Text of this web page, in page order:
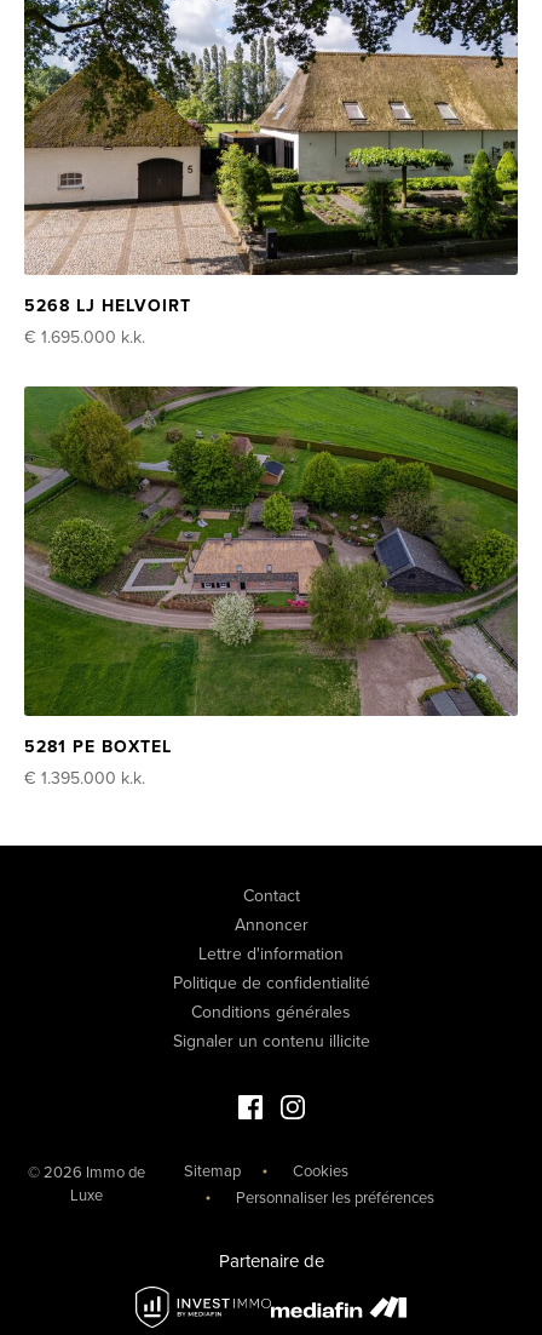
5268 LJ HELVOIRT
€ 1.695.000 k.k.
5281 PE BOXTEL
€ 1.395.000 k.k.
Contact
Annoncer
Lettre d'information
Politique de confidentialité
Conditions générales
Signaler un contenu illicite
Facebook Immo de Luxe
Instagram Immo de Luxe
© 2026 Immo de
Luxe
Sitemap
Cookies
Personnaliser les préférences
Partenaire de